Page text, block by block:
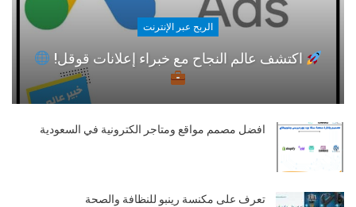
الربح عبر الإنترنت
اكتشف عالم النجاح مع خبراء إعلانات قوقل!
افضل مصمم مواقع ومتاجر الكترونية في السعودية
تعرف على مكنسة رينبو للنظافة والصحة